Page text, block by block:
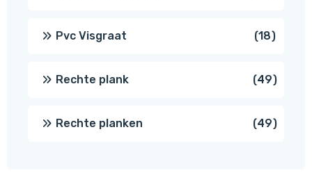
Pvc Visgraat 1818
Rechte plank 4949
Rechte planken 4949